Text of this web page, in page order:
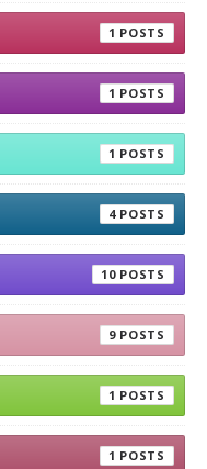
1
1
1
4
10
9
1
1